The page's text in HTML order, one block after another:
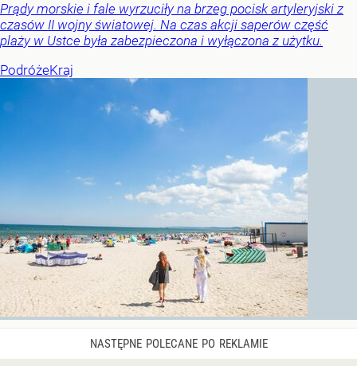
Prądy morskie i fale wyrzuciły na brzeg pocisk artyleryjski z
czasów II wojny światowej. Na czas akcji saperów część
plaży w Ustce była zabezpieczona i wyłączona z użytku.
PodróżeKraj